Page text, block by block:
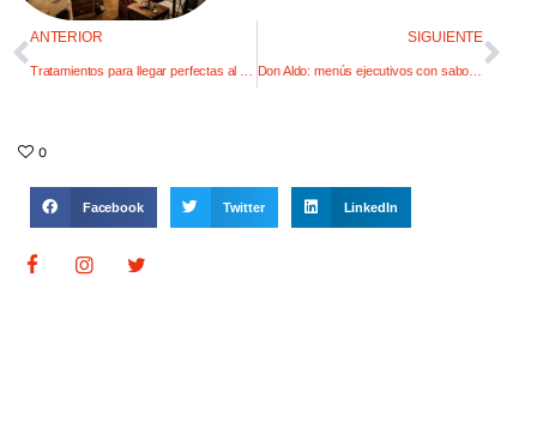
ANTERIOR SIGUIENTE
0
Facebook Twitter LinkedIn